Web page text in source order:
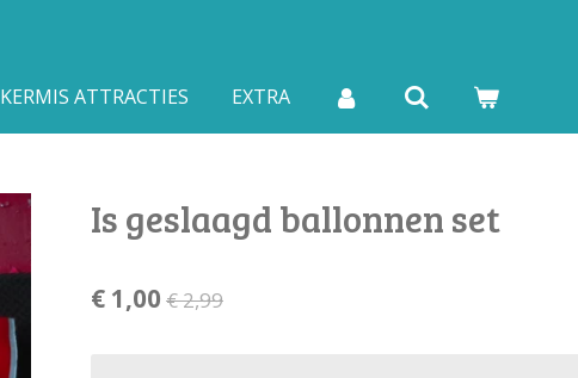
KERMIS ATTRACTIES EXTRA
Is geslaagd ballonnen set
€ 1,00 € 2,99